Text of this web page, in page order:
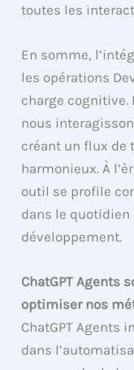
toutes les
En somme,
les opérations
charge cognitive.
nous
créant un flux
harmonieux. À
outil se profile
dans le
développement.
ChatGPT Agents
optimiser nos
ChatGPT Agents
dans